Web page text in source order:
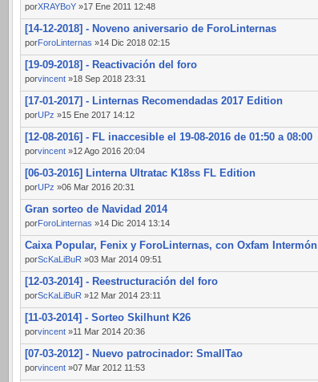
porXRAYBoY »17 Ene 2011 12:48
[14-12-2018] - Noveno aniversario de ForoLinternas
porForoLinternas »14 Dic 2018 02:15
[19-09-2018] - Reactivación del foro
porvincent »18 Sep 2018 23:31
[17-01-2017] - Linternas Recomendadas 2017 Edition
porUPz »15 Ene 2017 14:12
[12-08-2016] - FL inaccesible el 19-08-2016 de 01:50 a 08:00
porvincent »12 Ago 2016 20:04
[06-03-2016] Linterna Ultratac K18ss FL Edition
porUPz »06 Mar 2016 20:31
Gran sorteo de Navidad 2014
porForoLinternas »14 Dic 2014 13:14
Caixa Popular, Fenix y ForoLinternas, con Oxfam Intermón
porScKaLiBuR »03 Mar 2014 09:51
[12-03-2014] - Reestructuración del foro
porScKaLiBuR »12 Mar 2014 23:11
[11-03-2014] - Sorteo Skilhunt K26
porvincent »11 Mar 2014 20:36
[07-03-2012] - Nuevo patrocinador: SmallTao
porvincent »07 Mar 2012 11:53